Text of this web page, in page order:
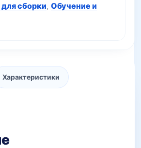
сборки, Обучение и
Характеристики